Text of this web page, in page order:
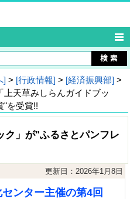
] > [行政情報] > [経済振興部] >
上天草みしらんガイドブッ
"を受賞!!
ク」が"ふるさとパンフレ
更新日：2026年1月8日
ンター主催の第4回